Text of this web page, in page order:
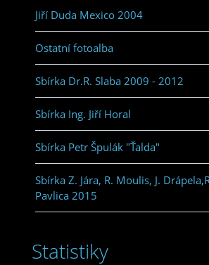
Jiří Duda Mexico 2004
Ostatní fotoalba
Sbírka Dr.R. Slaba 2009 - 2012
Sbírka Ing. Jiří Horal
Sbírka Petr Špulák "Ťalda"
Sbírka Z. Jára, R. Moulis, J.
Pavlica 2015
Statistiky